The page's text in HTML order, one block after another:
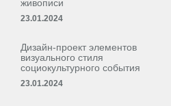
живописи
23.01.2024
Дизайн-проект элементов
визуального стиля
социокультурного события
23.01.2024